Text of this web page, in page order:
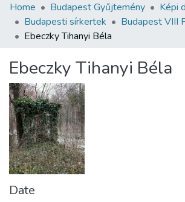
Communities & Collections
All of DSpace
About us
Home Budapest Gyűjtemény
Képi
Budapesti sírkertek
Ebeczky Tihanyi Béla
Ebeczky Tihanyi Béla
Date